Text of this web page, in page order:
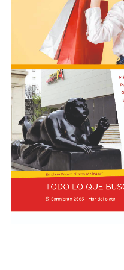
Cómo funciona el Power
Esta clasificación
expertos que luego de
una calificación
actuación a lo largo de
incluye también la
tener, las carreras sprint.